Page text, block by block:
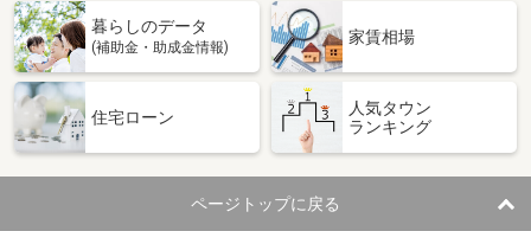
暮らしのデータ
(補助金・助成金情報)
家賃相場
住宅ローン
人気タウン
ランキング
ページトップに戻る